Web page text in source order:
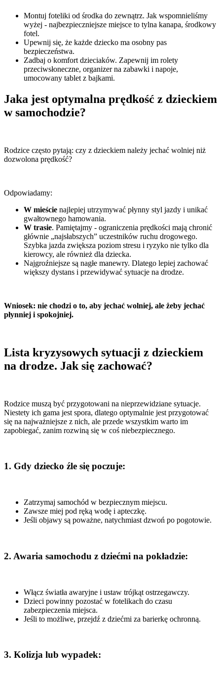
Montuj foteliki od środka do zewnątrz. Jak wspomnieliśmy
wyżej - najbezpieczniejsze miejsce to tylna kanapa, środkowy
fotel.
Upewnij się, że każde dziecko ma osobny pas
bezpieczeństwa.
Zadbaj o komfort dzieciaków. Zapewnij im rolety
przeciwsłoneczne, organizer na zabawki i napoje,
umocowany tablet z bajkami.
Jaka jest optymalna prędkość z dzieckiem
w samochodzie?
Rodzice często pytają: czy z dzieckiem należy jechać wolniej niż
dozwolona prędkość?
Odpowiadamy:
W mieście najlepiej utrzymywać płynny styl jazdy i unikać
gwałtownego hamowania.
W trasie. Pamiętajmy - ograniczenia prędkości mają chronić
głównie „najsłabszych” uczestników ruchu drogowego.
Szybka jazda zwiększa poziom stresu i ryzyko nie tylko dla
kierowcy, ale również dla dziecka.
Najgroźniejsze są nagłe manewry. Dlatego lepiej zachować
większy dystans i przewidywać sytuacje na drodze.
Wniosek: nie chodzi o to, aby jechać wolniej, ale żeby jechać
płynniej i spokojniej.
Lista kryzysowych sytuacji z dzieckiem
na drodze. Jak się zachować?
Rodzice muszą być przygotowani na nieprzewidziane sytuacje.
Niestety ich gama jest spora, dlatego optymalnie jest przygotować
się na najważniejsze z nich, ale przede wszystkim warto im
zapobiegać, zanim rozwiną się w coś niebezpiecznego.
1. Gdy dziecko źle się poczuje:
Zatrzymaj samochód w bezpiecznym miejscu.
Zawsze miej pod ręką wodę i apteczkę.
Jeśli objawy są poważne, natychmiast dzwoń po pogotowie.
2. Awaria samochodu z dziećmi na pokładzie:
Włącz światła awaryjne i ustaw trójkąt ostrzegawczy.
Dzieci powinny pozostać w fotelikach do czasu
zabezpieczenia miejsca.
Jeśli to możliwe, przejdź z dziećmi za barierkę ochronną.
3. Kolizja lub wypadek: